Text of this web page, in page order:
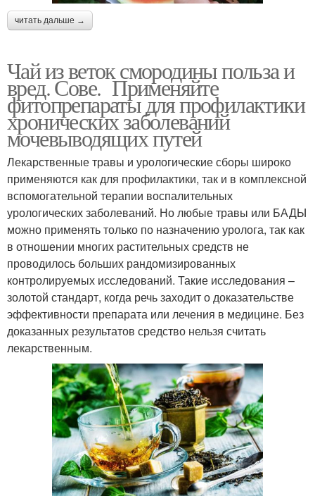
читать дальше →
Чай из веток смородины польза и
вред. Сове. Применяйте
фитопрепараты для профилактики
хронических заболеваний
мочевыводящих путей
Лекарственные травы и урологические сборы широко
применяются как для профилактики, так и в комплексной
вспомогательной терапии воспалительных
урологических заболеваний. Но любые травы или БАДЫ
можно применять только по назначению уролога, так как
в отношении многих растительных средств не
проводилось больших рандомизированных
контролируемых исследований. Такие исследования –
золотой стандарт, когда речь заходит о доказательстве
эффективности препарата или лечения в медицине. Без
доказанных результатов средство нельзя считать
лекарственным.